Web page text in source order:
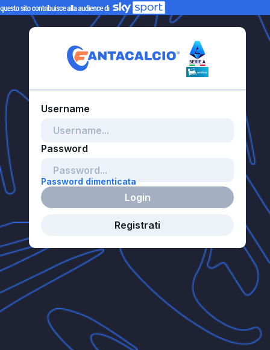
Password dimenticata
Login
Registrati